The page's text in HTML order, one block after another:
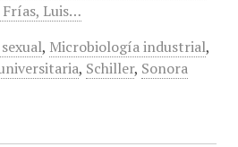
Frías, Luis…
, Microbiología industrial,
, Schiller, Sonora